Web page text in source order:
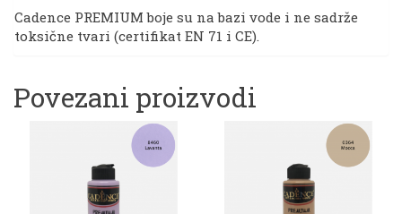
Cadence PREMIUM boje su na bazi vode i ne sadrže
toksične tvari (certifikat EN 71 i CE).
Povezani proizvodi